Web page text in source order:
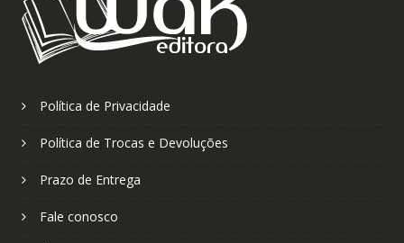
Política de Privacidade
Política de Trocas e Devoluções
Prazo de Entrega
Fale conosco